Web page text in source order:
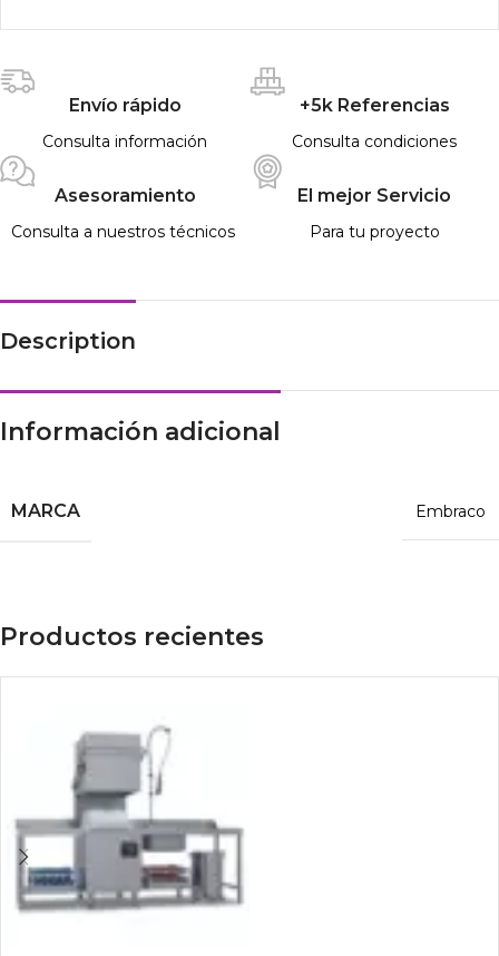
Envío rápido
Consulta información
+5k Referencias
Consulta condiciones
Asesoramiento
Consulta a nuestros técnicos
El mejor Servicio
Para tu proyecto
Description
Información adicional
MARCA Embraco
Productos recientes